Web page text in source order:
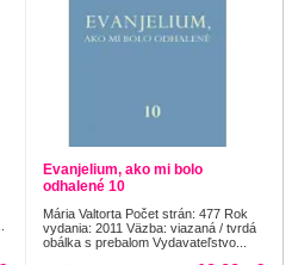
Evanjelium, ako mi bolo
odhalené 10
Mária Valtorta Počet strán: 477 Rok
vydania: 2011 Väzba: viazaná / tvrdá
obálka s prebalom Vydavateľstvo...